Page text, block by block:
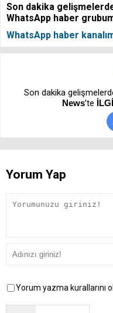
Son dakika
WhatsApp haber
WhatsApp haber
Son dakika
News’te
Yorum Yap
Yorum yazma kurallarını